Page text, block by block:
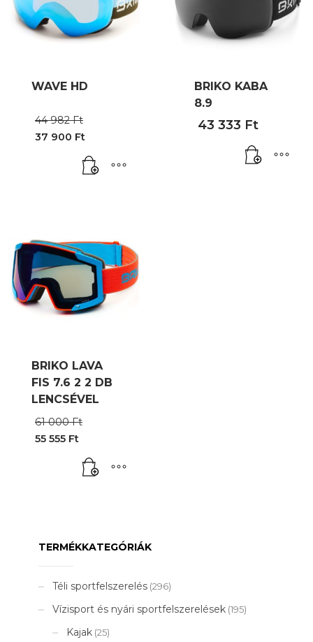
WAVE HD
44 982Ft
982 Ft.
37 900 Ft
BRIKO KABA
8.9
43 333 Ft
BRIKO LAVA
FIS 7.6 2 2 DB
LENCSÉVEL
61 000Ft
000 Ft.
55 555 Ft
TERMÉKKATEGÓRIÁK
Téli sportfelszerelés (296)
Vízisport és nyári sportfelszerelések (195)
Kajak (25)